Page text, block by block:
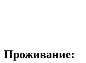
Проживание: